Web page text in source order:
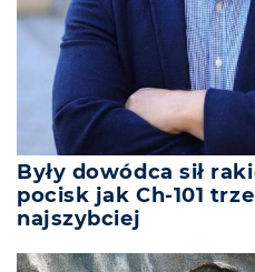
Były dowódca sił
pocisk jak Ch-101
najszybciej